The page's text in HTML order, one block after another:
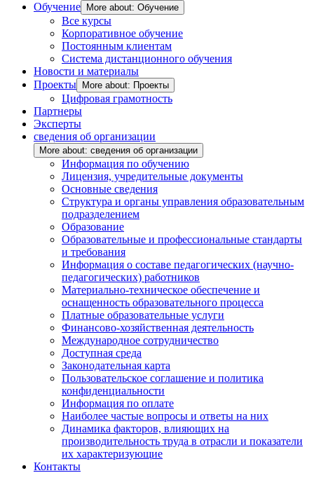
Обучение
More about: Обучение
Все курсы
Корпоративное обучение
Постоянным клиентам
Система дистанционного обучения
Новости и материалы
Проекты
More about: Проекты
Цифровая грамотность
Партнеры
Эксперты
сведения об организации
More about: сведения об организации
Информация по обучению
Лицензия, учредительные документы
Основные сведения
Структура и органы управления образовательным
подразделением
Образование
Образовательные и профессиональные стандарты
и требования
Информация о составе педагогических (научно-
педагогических) работников
Материально-техническое обеспечение и
оснащенность образовательного процесса
Платные образовательные услуги
Финансово-хозяйственная деятельность
Международное сотрудничество
Доступная среда
Законодательная карта
Пользовательское соглашение и политика
конфиденциальности
Информация по оплате
Наиболее частые вопросы и ответы на них
Динамика факторов, влияющих на
производительность труда в отрасли и показатели
их характеризующие
Контакты